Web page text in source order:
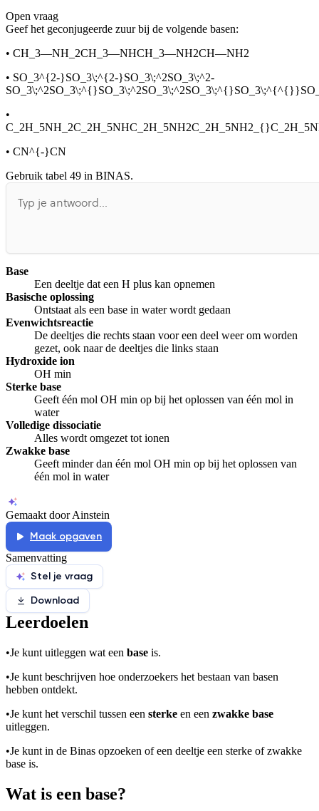
De uitleg gaat te langzaam
Open vraag
Geef het geconjugeerde zuur bij de volgende basen:
• CH_3—NH_2CH_3—NHCH_3—NH2CH—NH2
• SO_3^{2-}SO_3\;^{2-}SO_3\;^2SO_3\;^2-
•
• CN^{-}CN
Gebruik tabel 49 in BINAS.
Base
Een deeltje dat een H plus kan opnemen
Basische oplossing
Ontstaat als een base in water wordt gedaan
Evenwichtsreactie
De deeltjes die rechts staan voor een deel weer om worden
gezet, ook naar de deeltjes die links staan
Hydroxide ion
OH min
Sterke base
Geeft één mol OH min op bij het oplossen van één mol in
water
Volledige dissociatie
Alles wordt omgezet tot ionen
Zwakke base
Geeft minder dan één mol OH min op bij het oplossen van
één mol in water
Gemaakt door Ainstein
Maak opgaven
Samenvatting
Stel je vraag
Download
Leerdoelen
•Je kunt uitleggen wat een base is.
•Je kunt beschrijven hoe onderzoekers het bestaan van basen
hebben ontdekt.
•Je kunt het verschil tussen een sterke en een zwakke base
uitleggen.
•Je kunt in de Binas opzoeken of een deeltje een sterke of zwakke
base is.
Wat is een base?